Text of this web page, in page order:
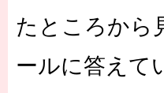
たところから
ールに答えて